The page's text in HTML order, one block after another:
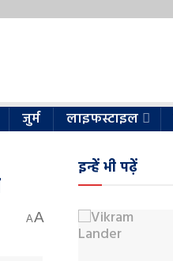
जुर्म लाइफस्टाइल
AA
इन्हें भी पढ़ें